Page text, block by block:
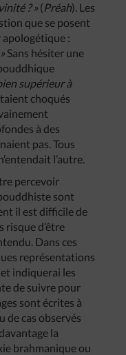
? » (Préah). Les
que se posent
apologétique :
Sans hésiter une
supérieur à
choqués
à des
pas. Tous
l’autre.
percevoir
sont
il est difficile de
risque d’être
Dans ces
représentations
indiquerai les
de suivre pour
sont écrites à
de cas observés
la
brahmanique ou